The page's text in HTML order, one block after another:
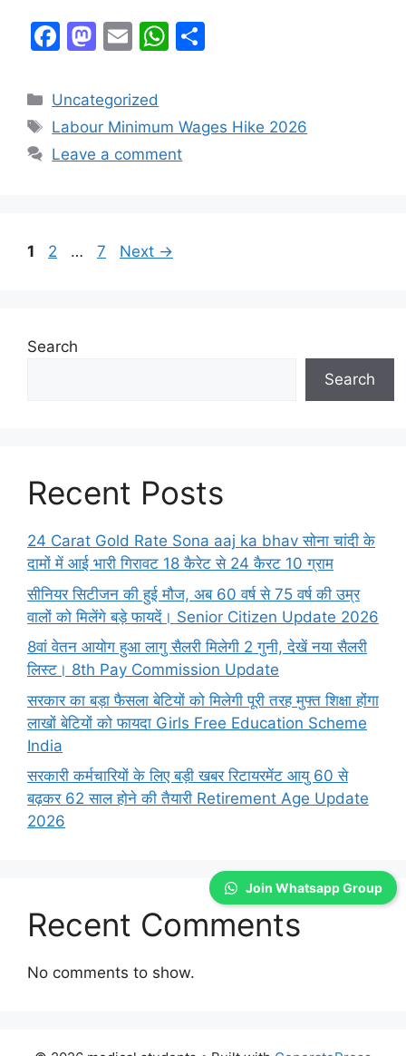
F
c
e
b
M
st
o
d
E
ai
l
W
s
A
e
Categories
Uncategorized
Tags
Labour Minimum Wages Hike 2026
Leave a comment
Page
1 Page
2 … Page
7 Next →
Search
Search
Recent Posts
24 Carat Gold Rate Sona aaj ka bhav सोना चांदी के
दामों में आई भारी गिरावट 18 कैरेट से 24 कैरट 10 ग्राम
सीनियर सिटीजन की हुई मौज, अब 60 वर्ष से 75 वर्ष की उम्र
वालों को मिलेंगे बड़े फायदें। Senior Citizen Update 2026
8वां वेतन आयोग हुआ लागु सैलरी मिलेगी 2 गुनी, देखें नया सैलरी
लिस्ट। 8th Pay Commission Update
सरकार का बड़ा फैसला बेटियों को मिलेगी पूरी तरह मुफ्त शिक्षा होंगा
लाखों बेटियों को फायदा Girls Free Education Scheme
India
सरकारी कर्मचारियों के लिए बड़ी खबर रिटायरमेंट आयु 60 से
बढ़कर 62 साल होने की तैयारी Retirement Age Update
2026
Recent Comments
No comments to show.
Join Whatsapp Group